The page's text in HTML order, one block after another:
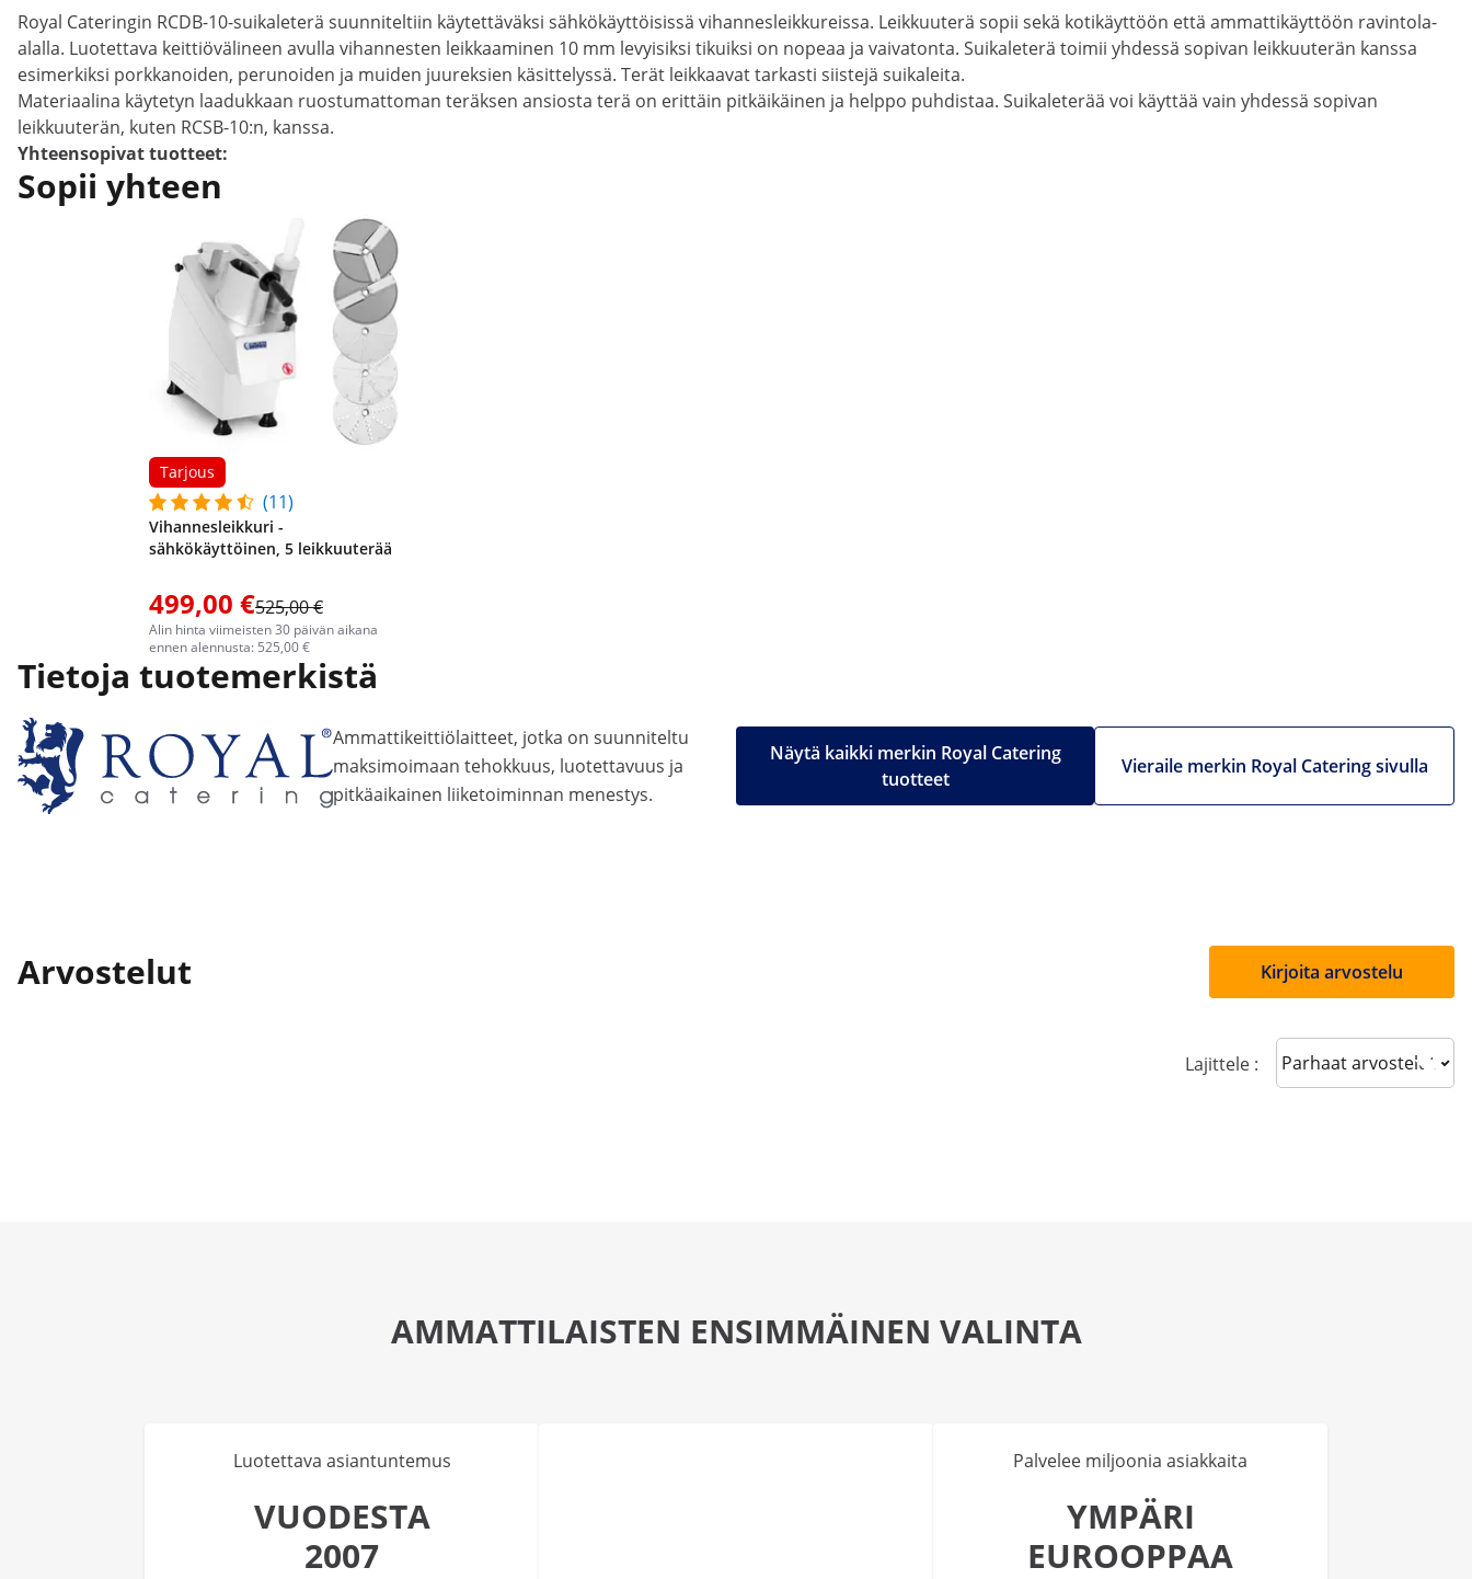
Royal Cateringin RCDB-10-suikaleterä suunniteltiin käytettäväksi sähkökäyttöisissä vihannesleikkureissa. Leikkuuterä sopii sekä kotikäyttöön että ammattikäyttöön ravintola-
alalla. Luotettava keittiövälineen avulla vihannesten leikkaaminen 10 mm levyisiksi tikuiksi on nopeaa ja vaivatonta. Suikaleterä toimii yhdessä sopivan leikkuuterän kanssa
esimerkiksi porkkanoiden, perunoiden ja muiden juureksien käsittelyssä. Terät leikkaavat tarkasti siistejä suikaleita.
Materiaalina käytetyn laadukkaan ruostumattoman teräksen ansiosta terä on erittäin pitkäikäinen ja helppo puhdistaa. Suikaleterää voi käyttää vain yhdessä sopivan
leikkuuterän, kuten RCSB-10:n, kanssa.
Yhteensopivat tuotteet:
Sopii yhteen
Tarjous
(11)
Vihannesleikkuri -
sähkökäyttöinen, 5 leikkuuterää
499,00 €525,00 €
Alin hinta viimeisten 30 päivän aikana
ennen alennusta: 525,00 €
Tietoja tuotemerkistä
Ammattikeittiölaitteet, jotka on suunniteltu
maksimoimaan tehokkuus, luotettavuus ja
pitkäaikainen liiketoiminnan menestys.
Vieraile merkin Royal Catering sivulla
Näytä kaikki merkin Royal Catering
tuotteet
Arvostelut Kirjoita arvostelu
Lajittele : Sort reviews
AMMATTILAISTEN ENSIMMÄINEN VALINTA
Luotettava asiantuntemus
VUODESTA
2007
Palvelee miljoonia asiakkaita
YMPÄRI
EUROOPPAA